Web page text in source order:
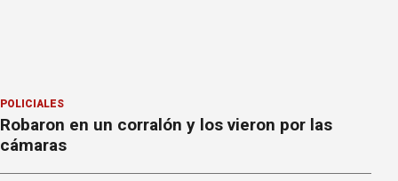
POLICIALES
Robaron en un corralón y los vieron por las
cámaras